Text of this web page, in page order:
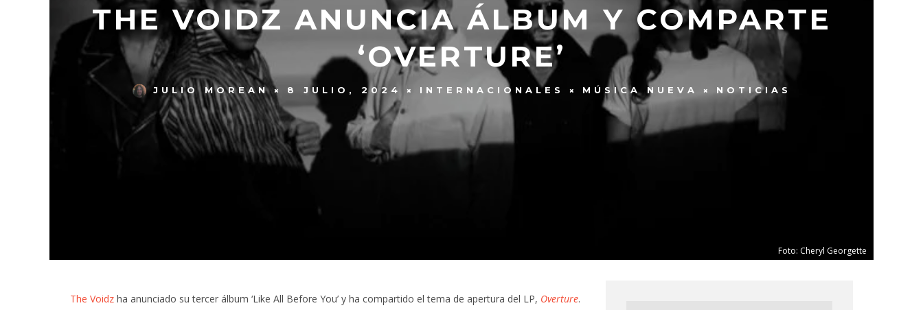
THE VOIDZ ANUNCIA ÁLBUM Y COMPARTE
‘OVERTURE’
JULIO MOREAN 8 JULIO, 2024 INTERNACIONALES MÚSICA NUEVA NOTICIAS
Foto: Cheryl Georgette
The Voidz ha anunciado su tercer álbum ‘Like All Before You’ y ha compartido el tema de apertura del LP, Overture.